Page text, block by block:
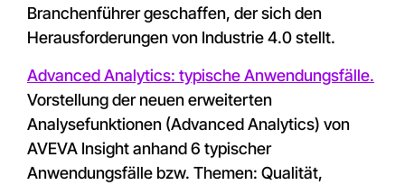
Branchenführer geschaffen, der sich den
Herausforderungen von Industrie 4.0 stellt.
Advanced Analytics: typische Anwendungsfälle.
Vorstellung der neuen erweiterten
Analysefunktionen (Advanced Analytics) von
AVEVA Insight anhand 6 typischer
Anwendungsfälle bzw. Themen: Qualität,